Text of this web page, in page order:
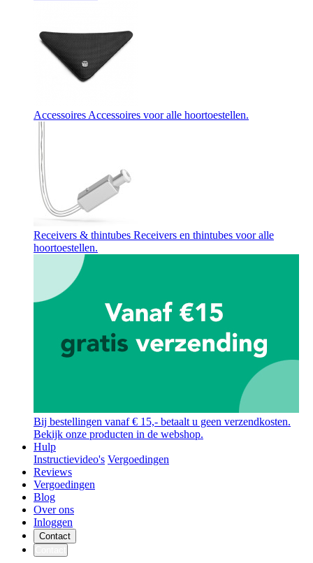
AccessoiresAccessoires voor alle hoortoestellen.
Receivers & thintubes Receivers en thintubes voor alle
hoortoestellen.
Bij bestellingen vanaf € 15,- betaalt u geen verzendkosten.
Bekijk onze producten in de webshop.
Hulp
Instructievideo's Vergoedingen
Reviews
Vergoedingen
Blog
Over ons
Inloggen
Contact